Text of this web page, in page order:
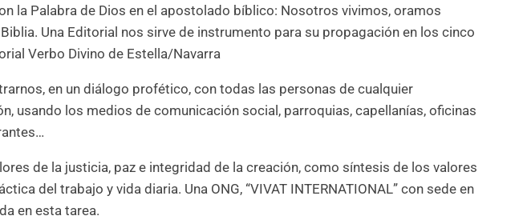
la Palabra de Dios en el apostolado bíblico: Nosotros vivimos, oramos
Una Editorial nos sirve de instrumento para su propagación en los cinco
Verbo Divino de Estella/Navarra
en un diálogo profético, con todas las personas de cualquier
usando los medios de comunicación social, parroquias, capellanías, oficinas
de la justicia, paz e integridad de la creación, como síntesis de los valores
del trabajo y vida diaria. Una ONG, “VIVAT INTERNATIONAL” con sede en
en esta tarea.